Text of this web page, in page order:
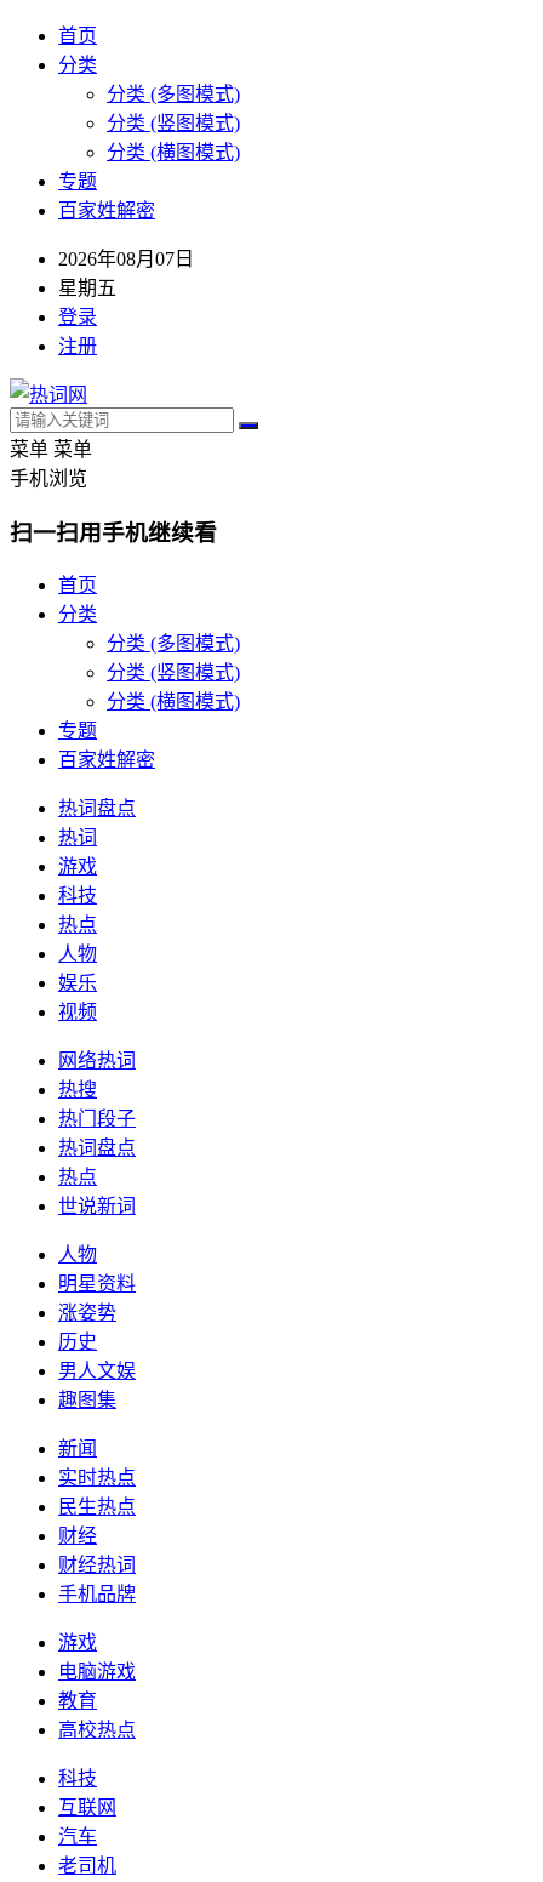
首页
分类
分类 (多图模式)
分类 (竖图模式)
分类 (横图模式)
专题
百家姓解密
2026年08月07日
星期五
登录
注册
菜单 菜单
手机浏览
扫一扫用手机继续看
首页
分类
分类 (多图模式)
分类 (竖图模式)
分类 (横图模式)
专题
百家姓解密
热词盘点
热词
游戏
科技
热点
人物
娱乐
视频
网络热词
热搜
热门段子
热词盘点
热点
世说新词
人物
明星资料
涨姿势
历史
男人文娱
趣图集
新闻
实时热点
民生热点
财经
财经热词
手机品牌
游戏
电脑游戏
教育
高校热点
科技
互联网
汽车
老司机